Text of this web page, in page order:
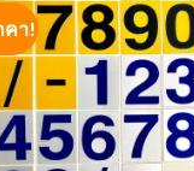
คา!